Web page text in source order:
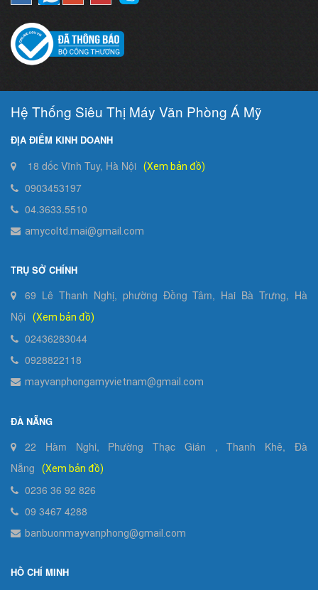
Hệ Thống Siêu Thị Máy Văn Phòng Á Mỹ
ĐỊA ĐIỂM KINH DOANH
18 dốc Vĩnh Tuy, Hà Nội (Xem bản đồ)
0903453197
04.3633.5510
amycoltd.mai@gmail.com
TRỤ SỞ CHÍNH
69 Lê Thanh Nghị, phường Đồng Tâm, Hai Bà Trưng, Hà
Nội
(Xem bản đồ)
02436283044
0928822118
mayvanphongamyvietnam@gmail.com
ĐÀ NẴNG
22 Hàm Nghi, Phường Thạc Gián , Thanh Khê, Đà
Nẵng
(Xem bản đồ)
0236 36 92 826
09 3467 4288
banbuonmayvanphong@gmail.com
HỒ CHÍ MINH